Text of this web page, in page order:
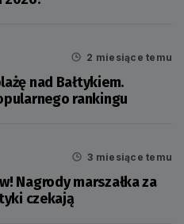
2 miesiące temu
nad Bałtykiem.
rankingu
3 miesiące temu
Nagrody marszałka za
czekają